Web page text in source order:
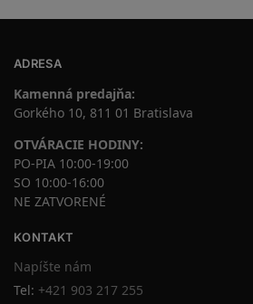
ADRESA
Kamenná predajňa:
Gorkého 10, 811 01 Bratislava
OTVÁRACIE HODINY:
PO-PIA 10:00-19:00
SO 10:00-16:00
NE ZATVORENÉ
KONTAKT
Napíšte nám
Tel: +421 903 217 255